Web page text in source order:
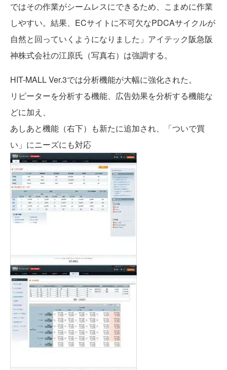
ではその作業がシームレスにできるため、こまめに作業
しやすい。結果、ECサイトに不可欠なPDCAサイクルが
自然と回っていくようになりました」アイテック阪急阪
神株式会社の江原氏（写真右）は強調する。
HIT-MALL Ver.3では分析機能が大幅に強化された。
リピーターを分析する機能、広告効果を分析する機能な
どに加え、
あしあと機能（右下）も新たに追加され、「ついで買
い」にニーズにも対応